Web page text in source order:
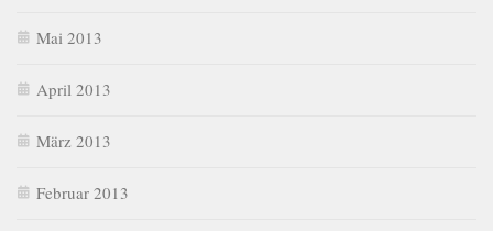
Mai 2013
April 2013
März 2013
Februar 2013